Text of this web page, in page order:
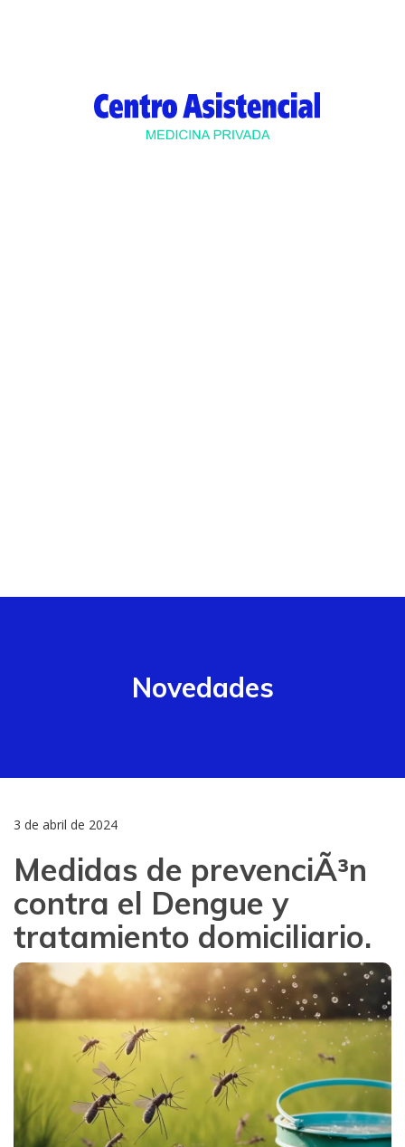
Novedades
3 de abril de 2024
Medidas de prevenciÃ³n
contra el Dengue y
tratamiento domiciliario.